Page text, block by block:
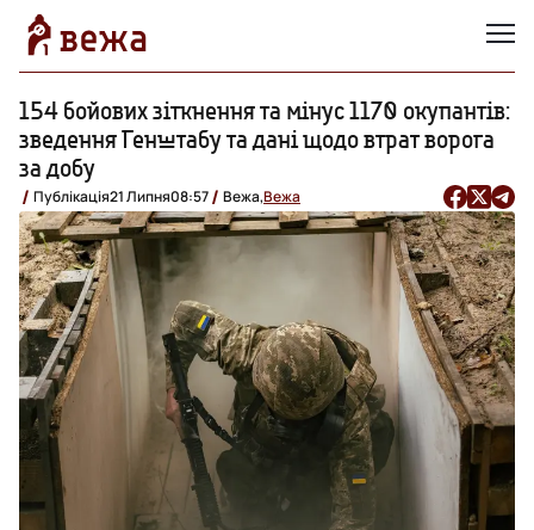
154 бойових зіткнення та мінус 1170 окупантів:
зведення Генштабу та дані щодо втрат ворога
за добу
Публікація21 Липня08:57 Вежа,Вежа